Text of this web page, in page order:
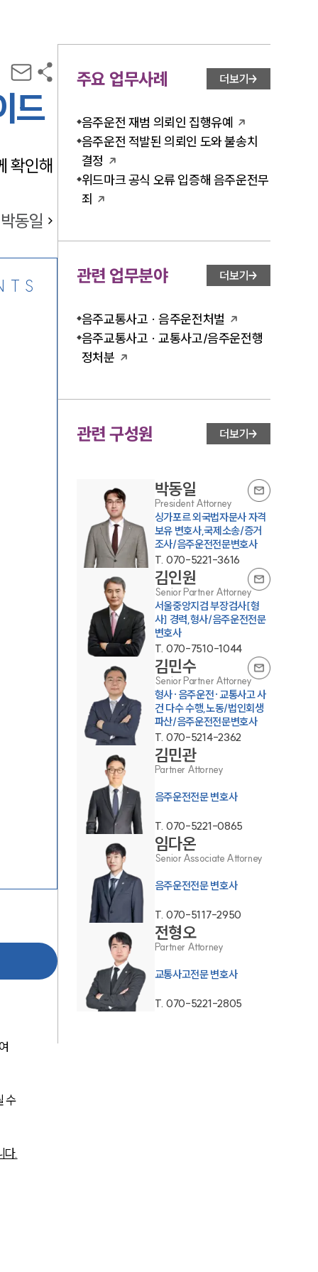
팀소개
팀소개
대륜의 강점
오시는 길
글로벌 파트너 로펌
고객의 소리
통합검색
AI대륜
드
확인해
박동일
수
다.
주요 업무사례 더보기
음주운전 재범 의뢰인 집행유예
음주운전 적발된 의뢰인 도와 불송치
결정
위드마크 공식 오류 입증해 음주운전무
죄
관련 업무분야 더보기
음주교통사고 · 음주운전처벌
음주교통사고 · 교통사고/음주운전행
정처분
관련 구성원 더보기
박동일
President Attorney
싱가포르 외국법자문사 자격
보유 변호사,국제소송/증거
조사/음주운전전문변호사
T. 070-5221-3616
김인원
Senior Partner Attorney
서울중앙지검 부장검사[형
사] 경력,형사/음주운전전문
변호사
T. 070-7510-1044
김민수
Senior Partner Attorney
형사·음주운전·교통사고 사
건 다수 수행,노동/법인회생
파산/음주운전전문변호사
T. 070-5214-2362
김민관
Partner Attorney
음주운전전문 변호사
T. 070-5221-0865
임다온
Senior Associate Attorney
음주운전전문 변호사
T. 070-5117-2950
전형오
Partner Attorney
교통사고전문 변호사
T. 070-5221-2805